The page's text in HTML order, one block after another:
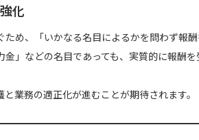
化
め、「いかなる名目によるかを問わず報
金」などの名目であっても、実質的に報酬
業務の適正化が進むことが期待されます。